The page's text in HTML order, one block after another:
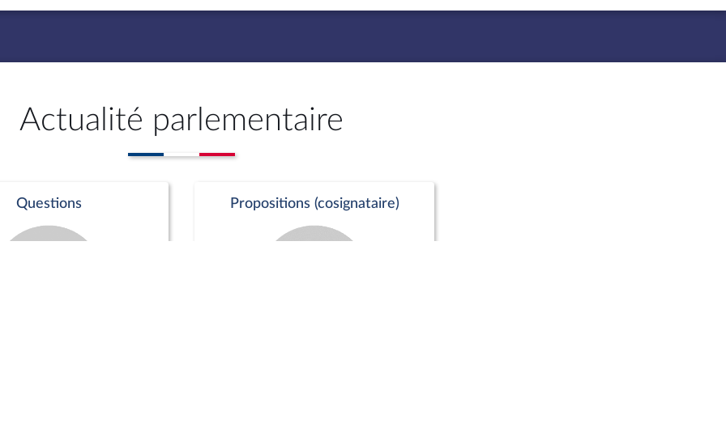
Actualité parlementaire
Questions Propositions (cosignataire)